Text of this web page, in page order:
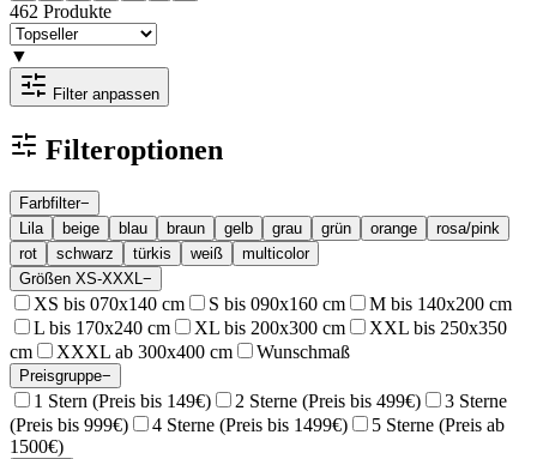
462 Produkte
▼
Filter anpassen
Filteroptionen
Farbfilter−
Lila
beige blau braun gelb grau grün orange
rosa/pink
rot
schwarz türkis weiß
multicolor
Größen XS-XXXL−
XS bis 070x140 cm S bis 090x160 cm
M bis 140x200 cm
L bis 170x240 cm
XL bis 200x300 cm
XXL bis 250x350
cm
XXXL ab 300x400 cm Wunschmaß
Preisgruppe−
1 Stern (Preis bis 149€) 2 Sterne (Preis bis 499€)
3 Sterne
(Preis bis 999€)
4 Sterne (Preis bis 1499€)
5 Sterne (Preis ab
1500€)